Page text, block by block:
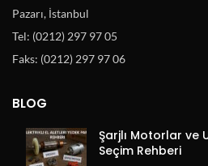
Pazarı, İstanbul
Tel: (0212) 297 97 05
Faks: (0212) 297 97 06
BLOG
Şarjlı Motorlar ve
Seçim Rehberi